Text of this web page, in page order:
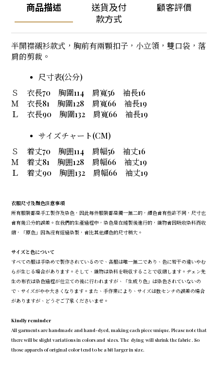
商品描述
送貨及付
款方式
顧客評價
半開襟襯衫款式，胸前有兩顆扣子，小立領，雙口袋，落
肩的剪裁。
尺寸表(公分)
Ｓ 衣長70 胸圍114 肩寬56 袖長16
Ｍ 衣長81 胸圍128 肩寬66 袖長19
Ｌ 衣長90 胸圍132 肩寬66 袖長19
サイズチャート(CM)
Ｓ 着丈70 胸囲114 肩幅56 袖丈16
Ｍ 着丈81 胸囲128 肩幅66 袖丈19
Ｌ 着丈90 胸囲132 肩幅66 袖丈19
衣服尺寸及顏色注意事項
所有服裝都是手工製作及染色，因此每件服裝都是獨一無二的，顏色會有些許不同，尺寸也
會有幾公分的誤差。在我們的生產過程中，染色是在縫製後進行的，織物會因吸收染料而收
縮，「原色」因為沒有經過染製，會比其他顏色的尺寸稍大。
サイズと色について
すべての服は手染めで製作されているので、各服は唯一無二であり、色に若干の違いやむ
らが生じる場合があります。そして、織物は染料を吸収することで収縮します。ヂェン先
生の布衣は染色過程が仕立ての後に行われますが、「生成り色」は染色されていないの
で、サイズがやや大きくなります。また、手作業により、サイズは数センチの誤差の場合
がありますが、どうぞご了承くださいませ。
Kindly reminder
All garments are handmade and hand-dyed, making each piece unique. Please note that
there will be slight variations in colors and sizes. The dying will shrink the fabric . So
those apparels of original color tend to be a bit larger in size.